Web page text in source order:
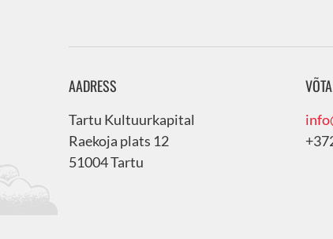
AADRESS
Tartu Kultuurkapital
Raekoja plats 12
51004 Tartu